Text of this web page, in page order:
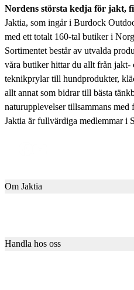
Nordens största kedja för jakt,
Jaktia, som ingår i Burdock
med ett totalt 160-tal butiker i
Sortimentet består av utvalda
våra butiker hittar du allt från
teknikprylar till hundprodukter,
allt annat som bidrar till bästa
naturupplevelser tillsammans med
Jaktia är fullvärdiga medlemmar i
Om Jaktia
Karriär
Handla hos oss